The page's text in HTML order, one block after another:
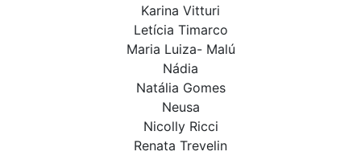
Karina Vitturi
Letícia Timarco
Maria Luiza- Malú
Nádia
Natália Gomes
Neusa
Nicolly Ricci
Renata Trevelin